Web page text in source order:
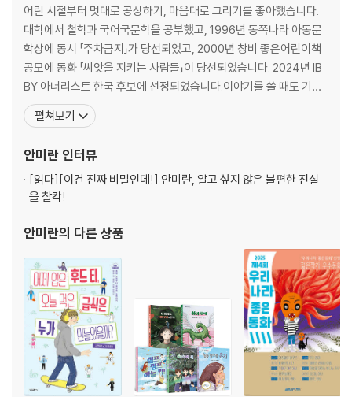
작가의 말
참고한 책
어린 시절부터 멋대로 공상하기, 마음대로 그리기를 좋아했습니다.
대학에서 철학과 국어국문학을 공부했고, 1996년 동쪽나라 아동문
학상에 동시 「주차금지」가 당선되었고, 2000년 창비 좋은어린이책
공모에 동화 「씨앗을 지키는 사람들」이 당선되었습니다. 2024년 IB
BY 아너리스트 한국 후보에 선정되었습니다.이야기를 쓸 때도 기쁘
지만, 마주 앉아 읽을 때도 행복하다는 걸 알게 되어 어린이들에게 책
읽어 주기를 하며 놀곤 합니다. 그동안 지은 책으로 『나 안 할래』 『너
가 바로 슈퍼스타』 『내겐 소리로 인사해
펼쳐보기
안미란 인터뷰
[읽다] [이건 진짜 비밀인데!] 안미란, 알고 싶지 않은 불편한 진실
을 찰칵!
안미란의 다른 상품